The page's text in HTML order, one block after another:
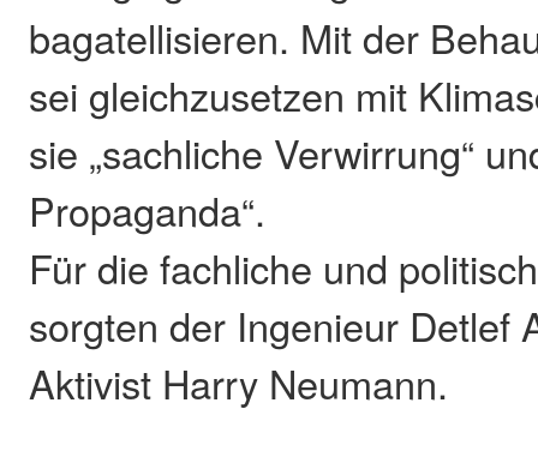
bagatellisieren. Mit der
sei gleichzusetzen mit
sie „sachliche Verwirrung“
Propaganda“.
Für die fachliche und
sorgten der Ingenieur Detlef
Aktivist Harry Neumann.